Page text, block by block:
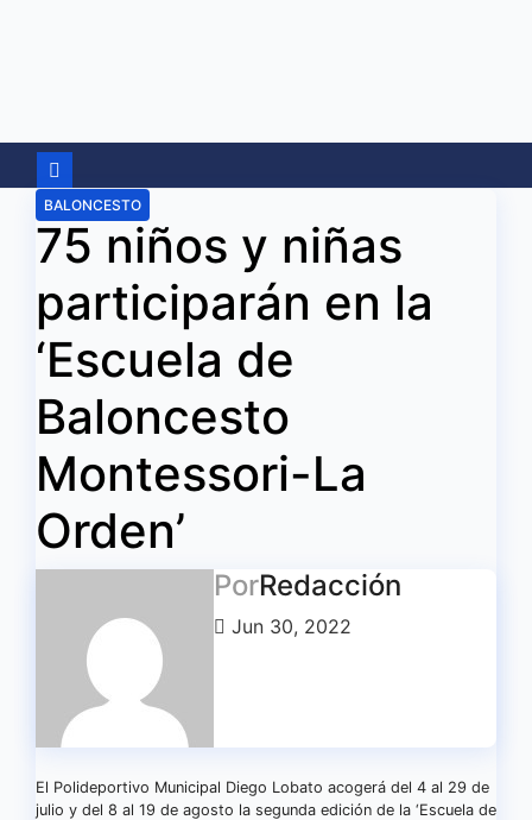
BALONCESTO
75 niños y niñas
participarán en la
‘Escuela de
Baloncesto
Montessori-La
Orden’
PorRedacción
Jun 30, 2022
El Polideportivo Municipal Diego Lobato acogerá del 4 al 29 de
julio y del 8 al 19 de agosto la segunda edición de la ‘Escuela de